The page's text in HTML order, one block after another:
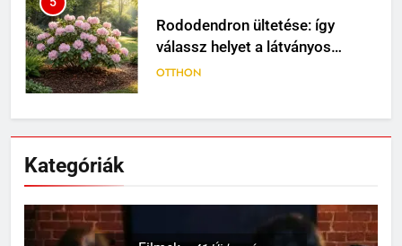
Rododendron ültetése: így
válassz helyet a látványos
virágzáshoz
Visszatérő álmok: miért jelenhet
7
Kategóriák